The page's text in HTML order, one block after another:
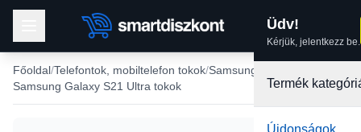
Üdv!
Kérjük, jelentkezz be.
Termék
Újdonságok
Főoldal Telefontok, mobiltelefon tokok Samsung tokok
Samsung Galaxy S21 Ultra tokok